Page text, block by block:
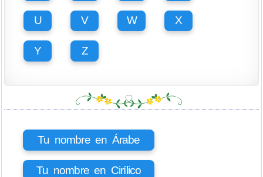
U V W X
Y Z
Tu nombre en Árabe
Tu nombre en Cirílico